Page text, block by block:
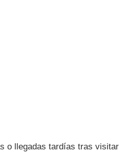
o llegadas tardías tras visitar